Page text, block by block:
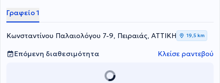
Γραφείο 1
Κωνσταντίνου Παλαιολόγου 7-9, Πειραιάς, ΑΤΤΙΚΗ 19,5 km
Επόμενη διαθεσιμότητα Κλείσε ραντεβού